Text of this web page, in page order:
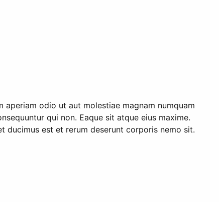
odio ut aut molestiae magnam numquam
qui non. Eaque sit atque eius maxime.
ducimus est et rerum deserunt corporis nemo sit.